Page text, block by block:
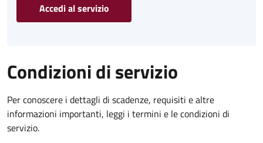
Accedi al servizio
Condizioni di servizio
Per conoscere i dettagli di scadenze, requisiti e altre
informazioni importanti, leggi i termini e le condizioni di
servizio.